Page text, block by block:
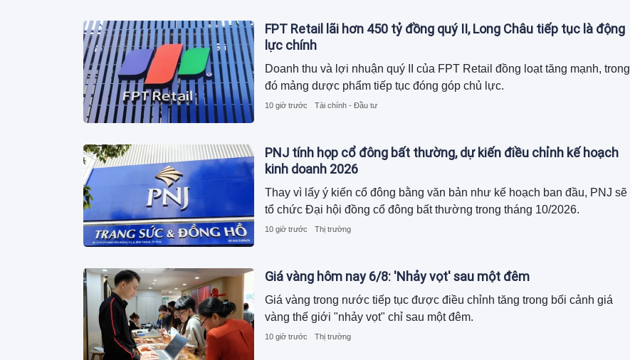
FPT Retail lãi hơn 450 tỷ đồng quý II, Long Châu tiếp tục là động
lực chính
Doanh thu và lợi nhuận quý II của FPT Retail đồng loạt tăng mạnh, trong
đó mảng dược phẩm tiếp tục đóng góp chủ lực.
10 giờ trước Tài chính - Đầu tư
PNJ tính họp cổ đông bất thường, dự kiến điều chỉnh kế hoạch
kinh doanh 2026
Thay vì lấy ý kiến cổ đông bằng văn bản như kế hoạch ban đầu, PNJ sẽ
tổ chức Đại hội đồng cổ đông bất thường trong tháng 10/2026.
10 giờ trước Thị trường
Giá vàng hôm nay 6/8: 'Nhảy vọt' sau một đêm
Giá vàng trong nước tiếp tục được điều chỉnh tăng trong bối cảnh giá
vàng thế giới "nhảy vọt" chỉ sau một đêm.
10 giờ trước Thị trường